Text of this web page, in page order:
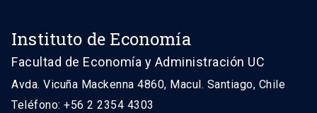
Instituto de Economía
Facultad de Economía y Administración UC
Avda. Vicuña Mackenna 4860, Macul. Santiago, Chile
Teléfono: +56 2 2354 4303